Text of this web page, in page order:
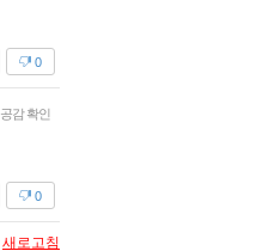
0
공감 확인
0
새로고침